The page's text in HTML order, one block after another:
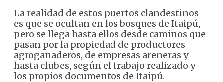
La realidad de estos puertos clandestinos
es que se ocultan en los bosques de Itaipú,
pero se llega hasta ellos desde caminos que
pasan por la propiedad de productores
agroganaderos, de empresas areneras y
hasta clubes, según el trabajo realizado y
los propios documentos de Itaipú.